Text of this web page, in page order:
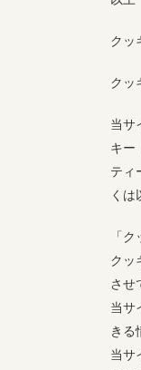
クッ
クッ
当サ
キー
ティ
くは
「
クッ
させ
当サ
きる
当サ